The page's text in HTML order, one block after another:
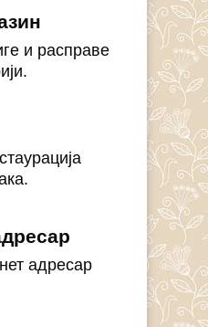
и расправе
адресар